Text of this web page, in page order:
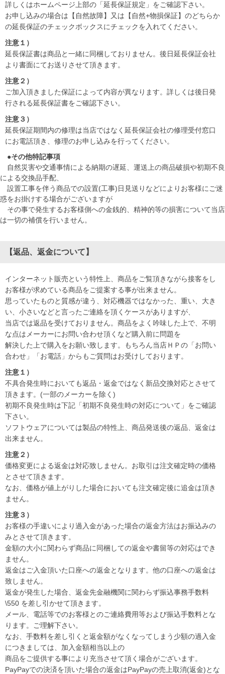
詳しくはホームページ上部の「延長保証規定」をご確認下さい。
お申し込みの場合は【自然故障】又は【自然+物損保証】のどちらか
の延長保証のチェックボックスにチェックを入れてください。
注意１）
延長保証書は商品と一緒に同梱しておりません。後日延長保証会社
より書面にてお送りさせて頂きます。
注意２）
ご加入頂きました保証によって内容が異なります。詳しくは後日発
行される延長保証書をご確認下さい。
注意３）
延長保証期間内の修理は当店ではなく延長保証会社の修理受付窓口
にお電話頂き、修理のお申し込みを行ってください。
●その他特記事項
自然災害や交通事情による納期の遅延、運送上の商品破損や初期不良
による交換品手配、
設置工事を伴う商品での設置(工事)日見送りなどによりお客様にご迷
惑をお掛けする場合がございますが
その事で発生するお客様側への金銭的、精神的等の損害について当店
は一切の補償を行いません。
【返品、返金について】
インターネット販売という特性上、商品をご覧頂きながら接客をし
お客様が求めている商品をご提案する事が出来ません。
思っていたものと質感が違う、対応機器ではなかった、重い、大き
い、小さいなどと言ったご連絡を頂くケースがありますが、
当店では返品を受けておりません。商品をよく吟味した上で、不明
な点はメーカーにお問い合わせ頂くなど購入前に問題を
解決した上で購入をお願い致します。もちろん当店ＨＰの「お問い
合わせ」「お電話」からもご質問はお受けしております。
注意１）
不具合発生時においても返品・返金ではなく新品交換対応とさせて
頂きます。(一部のメーカーを除く)
初期不良発生時は下記「初期不良発生時の対応について」をご確認
下さい。
ソフトウェアについては製品の特性上、商品発送後の返品、返金は
出来ません。
注意２）
価格変更による返金は対応致しません。お取引は注文確定時の価格
とさせて頂きます。
なお、価格が値上がりした場合においても注文確定後に追金は頂き
ません。
注意３）
お客様の手違いにより過入金があった場合の返金方法はお振込みの
みとさせて頂きます。
金額の大小に関わらず商品に同梱しての返金や書留等の対応はでき
ません。
返金はご入金頂いた口座への返金となります。他の口座への返金は
致しません。
返金が発生した場合、返金先金融機関に関わらず振込事務手数料
\550 を差し引かせて頂きます。
メール、電話等でのお客様とのご連絡費用等および振込手数料とな
ります。ご理解下さい。
なお、手数料を差し引くと返金額がなくなってしまう少額の過入金
につきましては、加入金額相当以上の
商品をご提供する事により充当させて頂く場合がございます。
PayPayでの決済を頂いた場合の返金はPayPayの売上取消(返金)とな